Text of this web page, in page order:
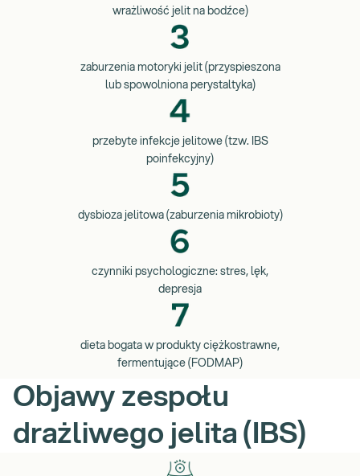
wrażliwość jelit na bodźce)
zaburzenia motoryki jelit (przyspieszona
lub spowolniona perystaltyka)
przebyte infekcje jelitowe (tzw. IBS
poinfekcyjny)
dysbioza jelitowa (zaburzenia mikrobioty)
czynniki psychologiczne: stres, lęk,
depresja
dieta bogata w produkty ciężkostrawne,
fermentujące (FODMAP)
Objawy zespołu
drażliwego jelita (IBS)